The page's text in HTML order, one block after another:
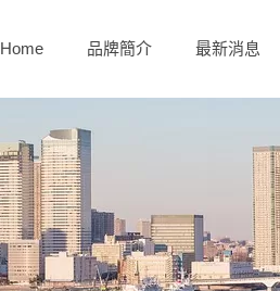
Home 品牌簡介 最新消息